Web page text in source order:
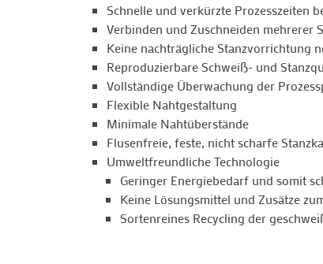
Schnelle und verkürzte Prozesszeiten
Verbinden und Zuschneiden mehrerer
Keine nachträgliche Stanzvorrichtung
Reproduzierbare Schweiß- und
Vollständige Überwachung der
Flexible Nahtgestaltung
Minimale Nahtüberstände
Flusenfreie, feste, nicht scharfe
Umweltfreundliche Technologie
Geringer Energiebedarf und somit
Keine Lösungsmittel und Zusätze
Sortenreines Recycling der